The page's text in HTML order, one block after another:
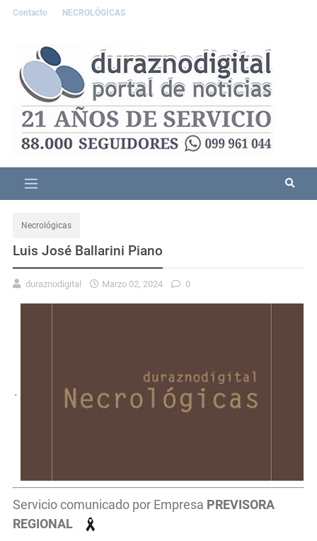
Contacto NECROLÓGICAS
Necrológicas
Luis José Ballarini Piano
duraznodigital Marzo 02, 2024 0
.
Servicio comunicado por Empresa PREVISORA
REGIONAL